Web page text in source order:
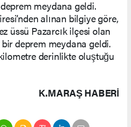
meydana geldi.
alınan bilgiye göre,
üssü Pazarcık ilçesi olan
deprem meydana geldi.
kilometre derinlikte oluştuğu
K.MARAŞ HABERİ